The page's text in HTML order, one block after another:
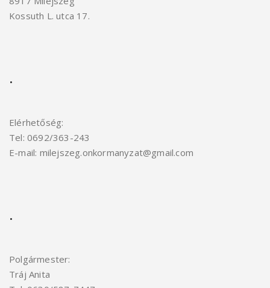
Kossuth L. utca 17.
.
Elérhetőség:
Tel: 0692/363-243
E-mail: milejszeg.onkormanyzat@gmail.com
.
Polgármester:
Tráj Anita